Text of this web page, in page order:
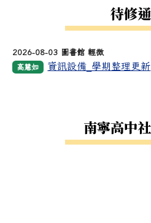
待修
2026-08-03 圖書館 輕微
高慧如 資訊設備_學期整理更新
南寧高中